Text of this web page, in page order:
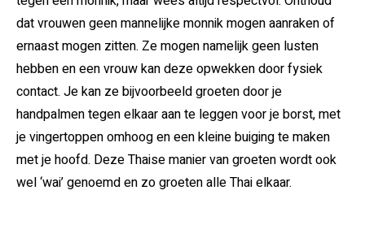
dat vrouwen geen mannelijke monnik mogen aanraken of
ernaast mogen zitten. Ze mogen namelijk geen lusten
hebben en een vrouw kan deze opwekken door fysiek
contact. Je kan ze bijvoorbeeld groeten door je
handpalmen tegen elkaar aan te leggen voor je borst, met
je vingertoppen omhoog en een kleine buiging te maken
met je hoofd. Deze Thaise manier van groeten wordt ook
wel ‘wai’ genoemd en zo groeten alle Thai elkaar.